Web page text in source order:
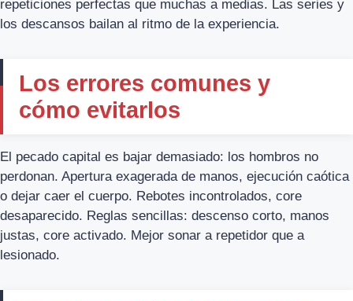
repeticiones perfectas que muchas a medias. Las series y
los descansos bailan al ritmo de la experiencia.
Los errores comunes y
cómo evitarlos
El pecado capital es bajar demasiado: los hombros no
perdonan. Apertura exagerada de manos, ejecución caótica
o dejar caer el cuerpo. Rebotes incontrolados, core
desaparecido. Reglas sencillas: descenso corto, manos
justas, core activado. Mejor sonar a repetidor que a
lesionado.